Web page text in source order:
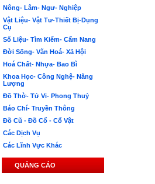
Nông- Lâm- Ngư- Nghiệp
Vật Liệu- Vật Tư-Thiết Bị-Dụng
Cụ
Số Liệu- Tìm Kiếm- Cẩm Nang
Đời Sống- Văn Hoá- Xã Hội
Hoá Chất- Nhựa- Bao Bì
Khoa Học- Công Nghệ- Năng
Lượng
Đồ Thờ- Tử Vi- Phong Thuỷ
Báo Chí- Truyền Thông
Đồ Cũ - Đồ Cổ - Cổ Vật
Các Dịch Vụ
Các Lĩnh Vực Khác
QUẢNG CÁO